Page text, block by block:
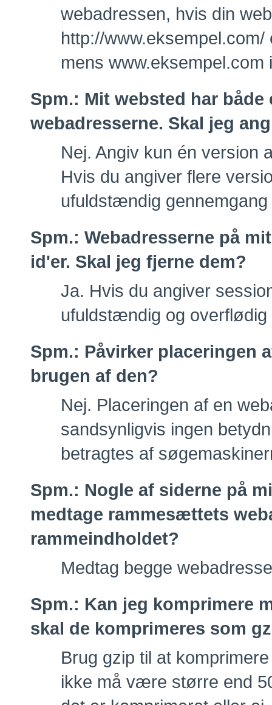
webadressen, hvis din
http://
mens www.eksempel.com
Spm.: Mit websted har
webadresserne. Skal jeg
Nej. Angiv kun én version
Hvis du angiver flere
ufuldstændig
Spm.: Webadresserne på
id'er. Skal jeg fjerne dem?
Ja. Hvis du angiver
ufuldstændig og
Spm.: Påvirker placeringen
brugen af den?
Nej. Placeringen af en
sandsynligvis ingen
betragtes af
Spm.: Nogle af siderne på
medtage rammesættets
rammeindholdet?
Medtag begge
Spm.: Kan jeg komprimere
skal de komprimeres som
Brug gzip til at
ikke må være større end